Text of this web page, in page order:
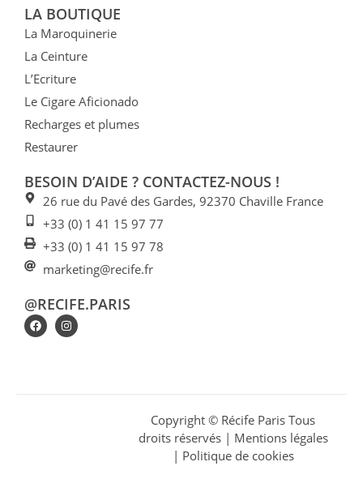
LA BOUTIQUE
La Maroquinerie
La Ceinture
L’Ecriture
Le Cigare Aficionado
Recharges et plumes
Restaurer
BESOIN D’AIDE ? CONTACTEZ-NOUS !
26 rue du Pavé des Gardes, 92370 Chaville France
+33 (0) 1 41 15 97 77
+33 (0) 1 41 15 97 78
marketing@recife.fr
@RECIFE.PARIS
Copyright © Récife Paris Tous
droits réservés | Mentions légales
| Politique de cookies